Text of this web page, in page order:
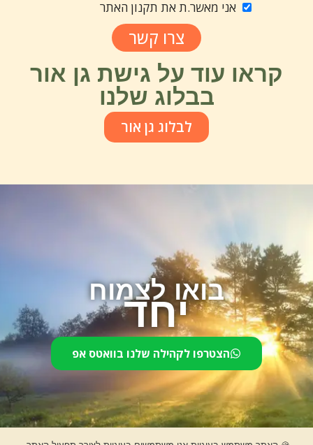
אני מאשר.ת את תקנון האתר
צרו קשר
קראו עוד על גישת גן אור
בבלוג שלנו
לבלוג גן אור
בואו לצמוח
יחד
הצטרפו לקהילה שלנו בוואטס אפ